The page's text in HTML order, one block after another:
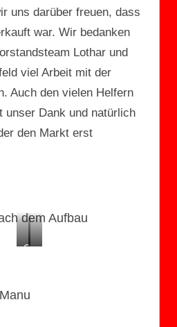
uns darüber freuen, dass
war. Wir bedanken
Lothar und
viel Arbeit mit der
Auch den vielen Helfern
unser Dank und natürlich
den Markt erst
dem Aufbau
Conny
sind
zufriedener